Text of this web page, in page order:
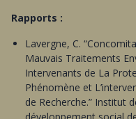
Rapports :
Lavergne, C.
Mauvais Traitements
Intervenants de La
Phénomène et
de Recherche.” Institut